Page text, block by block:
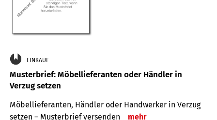
EINKAUF
Musterbrief: Möbellieferanten oder Händler in
Verzug setzen
Möbellieferanten, Händler oder Handwerker in Verzug
setzen – Musterbrief versenden
mehr